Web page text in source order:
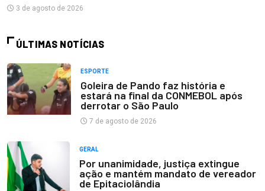
3 de agosto de 2026
ÚLTIMAS NOTÍCIAS
ESPORTE
Goleira de Pando faz história e
estará na final da CONMEBOL após
derrotar o São Paulo
7 de agosto de 2026
GERAL
Por unanimidade, justiça extingue
ação e mantém mandato de vereador
de Epitaciolândia